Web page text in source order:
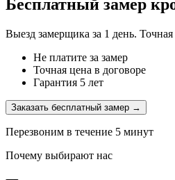
Бесплатный замер
Выезд замерщика за 1 день.
Не платите за замер
Точная цена в договоре
Гарантия 5 лет
Заказать бесплатный замер →
Перезвоним в течение 5 минут
Почему выбирают нас